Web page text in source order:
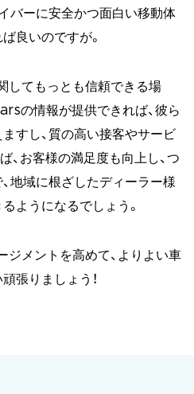
バーに安全かつ面白い移動体
良いのですが。
してもっとも信頼できる場
の情報が提供できれば、彼ら
すし、質の高い接客やサービ
、お客様の満足度も向上し、つ
地域に根ざしたディーラー様
ようになるでしょう。
ジメントを高めて、よりよい車
張りましょう！